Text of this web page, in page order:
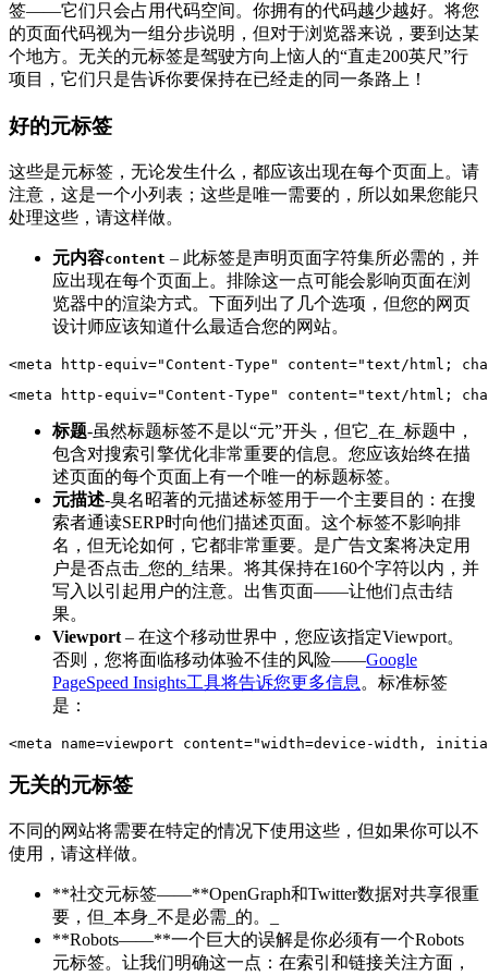
签——它们只会占用代码空间。你拥有的代码越少越好。将您
的页面代码视为一组分步说明，但对于浏览器来说，要到达某
个地方。无关的元标签是驾驶方向上恼人的“直走200英尺”行
项目，它们只是告诉你要保持在已经走的同一条路上！
好的元标签
这些是元标签，无论发生什么，都应该出现在每个页面上。请
注意，这是一个小列表；这些是唯一需要的，所以如果您能只
处理这些，请这样做。
元内容content – 此标签是声明页面字符集所必需的，并
应出现在每个页面上。排除这一点可能会影响页面在浏
览器中的渲染方式。下面列出了几个选项，但您的网页
设计师应该知道什么最适合您的网站。
标题-虽然标题标签不是以“元”开头，但它_在_标题中，
包含对搜索引擎优化非常重要的信息。您应该始终在描
述页面的每个页面上有一个唯一的标题标签。
元描述-臭名昭著的元描述标签用于一个主要目的：在搜
索者通读SERP时向他们描述页面。这个标签不影响排
名，但无论如何，它都非常重要。是广告文案将决定用
户是否点击_您的_结果。将其保持在160个字符以内，并
写入以引起用户的注意。出售页面——让他们点击结
果。
Viewport – 在这个移动世界中，您应该指定Viewport。
否则，您将面临移动体验不佳的风险——Google
PageSpeed Insights工具将告诉您更多信息 。标准标签
是：
无关的元标签
不同的网站将需要在特定的情况下使用这些，但如果你可以不
使用，请这样做。
**社交元标签——**OpenGraph和Twitter数据对共享很重
要，但_本身_不是必需_的。_
**Robots——**一个巨大的误解是你必须有一个Robots
元标签。让我们明确这一点：在索引和链接关注方面，